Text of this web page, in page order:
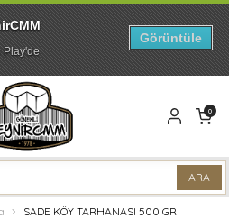
0
SADE KÖY TARHANASI 500 GR
Play'de
Görüntüle